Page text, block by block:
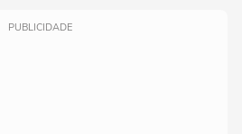
PUBLICIDADE